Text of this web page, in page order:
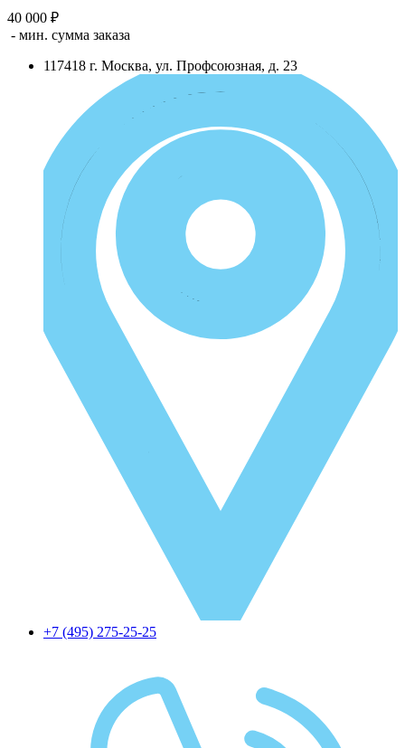
40 000 ₽
- мин. сумма заказа
117418 г. Москва, ул. Профсоюзная, д. 23
+7 (495) 275-25-25